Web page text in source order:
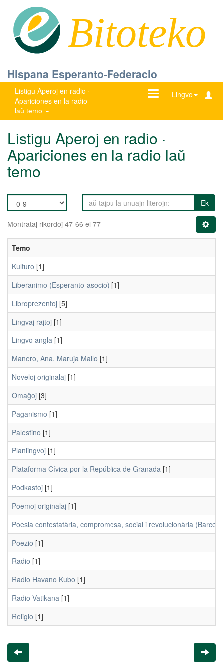
Bitoteko
Hispana Esperanto-Federacio
Listigu Aperoj en radio ·
Apariciones en la radio
laŭ temo
Lingvo
Ŝanĝu
Listigu Aperoj en radio ·
Apariciones en la radio laŭ
temo
Ek
Montrataj rikordoj 47-66 el 77
Temo
Kulturo [1]
Liberanimo (Esperanto-asocio) [1]
Libroprezentoj [5]
Lingvaj rajtoj [1]
Lingvo angla [1]
Manero, Ana. Maruja Mallo [1]
Noveloj originalaj [1]
Omaĝoj [3]
Paganismo [1]
Palestino [1]
Planlingvoj [1]
Plataforma Cívica por la República de Granada [1]
Podkastoj [1]
Poemoj originalaj [1]
Poesia contestatària, compromesa, social i revolucionària
Poezio [1]
Radio [1]
Radio Havano Kubo [1]
Radio Vatikana [1]
Religio [1]